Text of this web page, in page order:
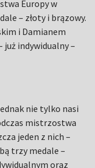
Europy w
– złoty i brązowy.
i Damianem
już indywidualny –
nie tylko nasi
mistrzostwa
jeden z nich –
trzy medale –
oraz